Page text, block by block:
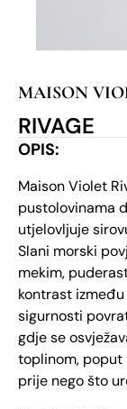
MAISON
RIVAGE
OPIS:
Maison Violet
pustolovinama
utjelovljuje
Slani morski
mekim,
kontrast
sigurnosti
gdje se
toplinom, poput
prije nego što